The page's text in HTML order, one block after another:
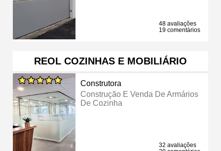
48 avaliações
19 comentários
REOL COZINHAS E MOBILIÁRIO
Construtora
Construção E Venda De Armários
De Cozinha
32 avaliações